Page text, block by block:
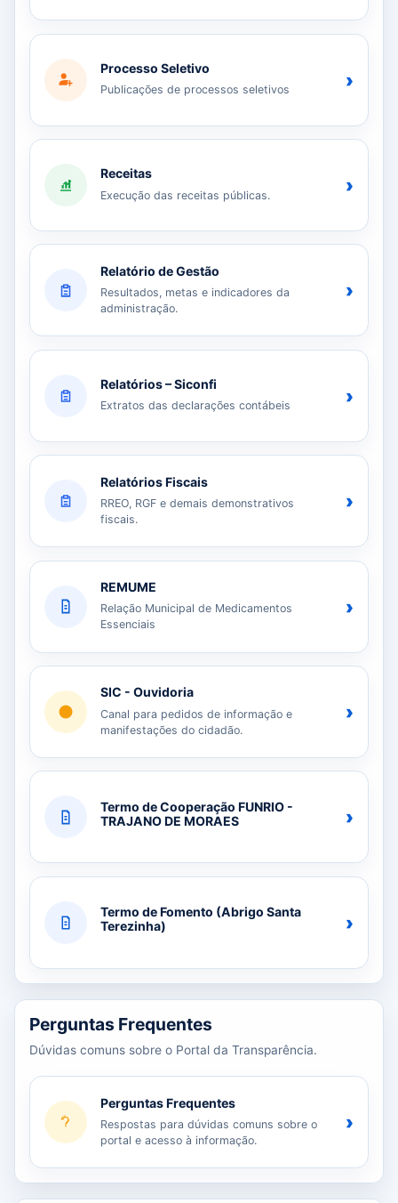
Processo Seletivo
Publicações de processos seletivos ›
Receitas
Execução das receitas públicas. ›
Relatório de Gestão
Resultados, metas e indicadores da
administração.
›
Relatórios – Siconfi
Extratos das declarações contábeis ›
Relatórios Fiscais
RREO, RGF e demais demonstrativos
fiscais.
›
REMUME
Relação Municipal de Medicamentos
Essenciais
›
SIC - Ouvidoria
Canal para pedidos de informação e
manifestações do cidadão.
›
Termo de Cooperação FUNRIO -
TRAJANO DE MORAES
›
Termo de Fomento (Abrigo Santa
Terezinha)
›
Perguntas Frequentes
Dúvidas comuns sobre o Portal da Transparência.
Perguntas Frequentes
Respostas para dúvidas comuns sobre o
portal e acesso à informação.
›